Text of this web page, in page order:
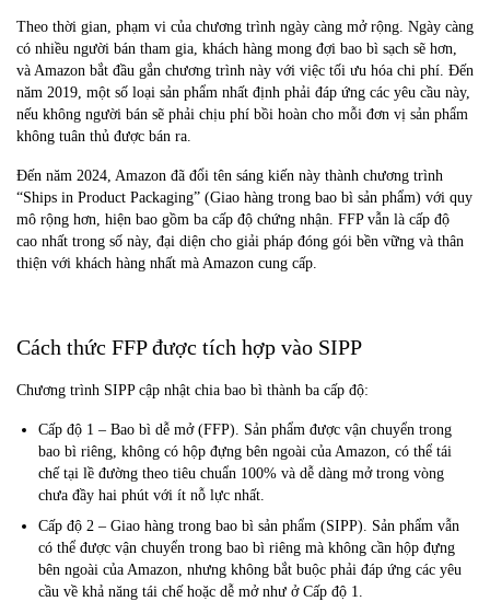
Theo thời gian, phạm vi của chương trình ngày càng mở rộng. Ngày càng
có nhiều người bán tham gia, khách hàng mong đợi bao bì sạch sẽ hơn,
và Amazon bắt đầu gắn chương trình này với việc tối ưu hóa chi phí. Đến
năm 2019, một số loại sản phẩm nhất định phải đáp ứng các yêu cầu này,
nếu không người bán sẽ phải chịu phí bồi hoàn cho mỗi đơn vị sản phẩm
không tuân thủ được bán ra.
Đến năm 2024, Amazon đã đổi tên sáng kiến này thành chương trình
“Ships in Product Packaging” (Giao hàng trong bao bì sản phẩm) với quy
mô rộng hơn, hiện bao gồm ba cấp độ chứng nhận. FFP vẫn là cấp độ
cao nhất trong số này, đại diện cho giải pháp đóng gói bền vững và thân
thiện với khách hàng nhất mà Amazon cung cấp.
Cách thức FFP được tích hợp vào SIPP
Chương trình SIPP cập nhật chia bao bì thành ba cấp độ:
Cấp độ 1 – Bao bì dễ mở (FFP). Sản phẩm được vận chuyển trong
bao bì riêng, không có hộp đựng bên ngoài của Amazon, có thể tái
chế tại lề đường theo tiêu chuẩn 100% và dễ dàng mở trong vòng
chưa đầy hai phút với ít nỗ lực nhất.
Cấp độ 2 – Giao hàng trong bao bì sản phẩm (SIPP). Sản phẩm vẫn
có thể được vận chuyển trong bao bì riêng mà không cần hộp đựng
bên ngoài của Amazon, nhưng không bắt buộc phải đáp ứng các yêu
cầu về khả năng tái chế hoặc dễ mở như ở Cấp độ 1.